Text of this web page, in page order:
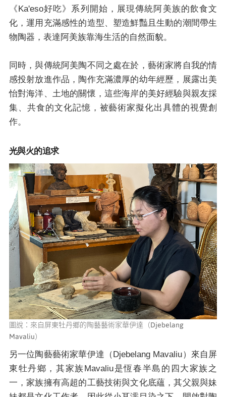
《Ka'eso好吃》系列開始，展現傳統阿美族的飲食文
化，運用充滿感性的造型、塑造鮮豔且生動的潮間帶生
物陶器，表達阿美族靠海生活的自然面貌。
同時，與傳統阿美陶不同之處在於，藝術家將自我的情
感投射放進作品，陶作充滿濃厚的幼年經歷，展露出美
怡對海洋、土地的關懷，這些海岸的美好經驗與親友採
集、共食的文化記憶，被藝術家擬化出具體的視覺創
作。
光與火的追求
圖說：來自屏東牡丹鄉的陶藝藝術家華伊達（Djebelang
Mavaliu）
另一位陶藝藝術家華伊達（Djebelang Mavaliu）來自屏
東牡丹鄉，其家族Mavaliu是恆春半島的四大家族之
一，家族擁有高超的工藝技術與文化底蘊，其父親與妹